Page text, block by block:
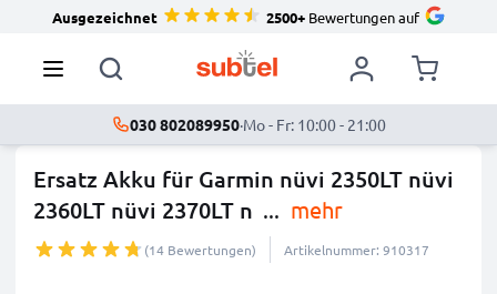
Ausgezeichnet 2500+Bewertungen auf
030 802089950·Mo - Fr: 10:00 - 21:00
Ersatz Akku für Garmin nüvi 2350LT nüvi
2360LT nüvi 2370LT n ... mehr
(14 Bewertungen) Artikelnummer: 910317